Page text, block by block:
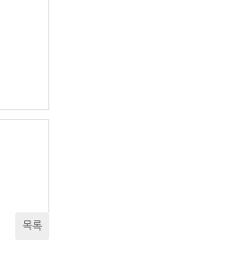
목록